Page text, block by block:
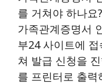
를 거쳐야 하나요?
가족관계증명서
부24 사이트에
쳐 발급 신청을
를 프린터로 출력